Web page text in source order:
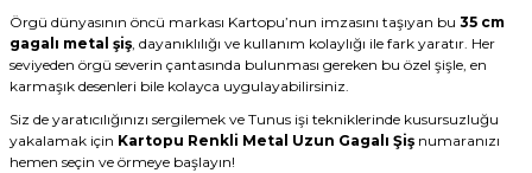
Örgü dünyasının öncü markası Kartopu’nun imzasını taşıyan bu 35 cm
gagalı metal şiş, dayanıklılığı ve kullanım kolaylığı ile fark yaratır. Her
seviyeden örgü severin çantasında bulunması gereken bu özel şişle, en
karmaşık desenleri bile kolayca uygulayabilirsiniz.
Siz de yaratıcılığınızı sergilemek ve Tunus işi tekniklerinde kusursuzluğu
yakalamak için Kartopu Renkli Metal Uzun Gagalı Şişnumaranızı
hemen seçin ve örmeye başlayın!